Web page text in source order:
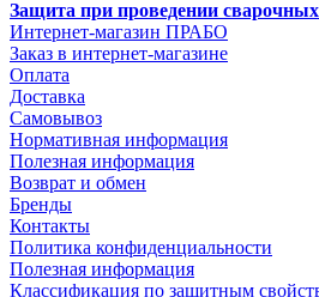
Защита при проведении
Интернет-магазин ПРАБО
Заказ в интернет-магазине
Оплата
Доставка
Самовывоз
Нормативная информация
Полезная информация
Возврат и обмен
Бренды
Контакты
Политика конфиденциальности
Полезная информация
Классификация по защитным